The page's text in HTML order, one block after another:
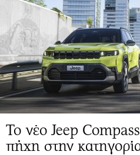
Το νέο Jeep
πήχη στην